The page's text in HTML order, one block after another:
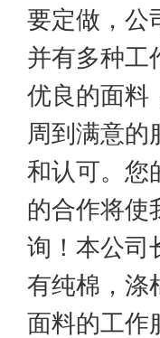
要定做，公
并有多种工
优良的面料
周到满意的
和认可。您
的合作将使
询！本公司
有纯棉，涤
面料的工作